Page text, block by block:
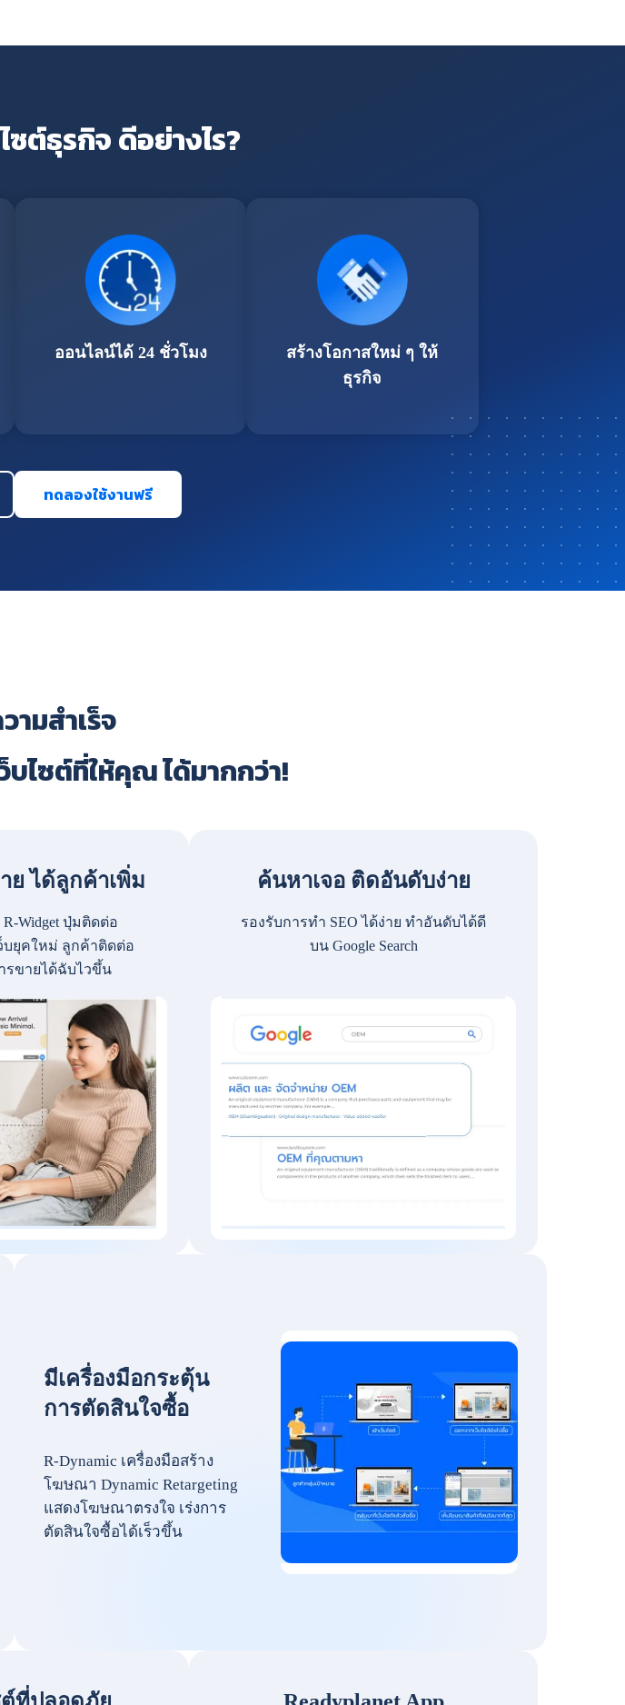
ซต์ธุรกิจ ดีอย่างไร?
ออนไลน์ได้ 24 ชั่วโมง
สร้างโอกาสใหม่ ๆ ให้
ธุรกิจ
ทดลองใช้งานฟรี
ามสำเร็จ
ไซต์ที่ให้คุณ ได้มากกว่า!
ย ได้ลูกค้าเพิ่ม
Widget ปุ่มติดต่อ
บยุคใหม่ ลูกค้าติดต่อ
รขายได้ฉับไวขึ้น
ค้นหาเจอ ติดอันดับง่าย
รองรับการทำ SEO ได้ง่าย ทำอันดับได้ดี
บน Google Search
มีเครื่องมือกระตุ้น
การตัดสินใจซื้อ
R-Dynamic เครื่องมือสร้าง
โฆษณา Dynamic Retargeting
แสดงโฆษณาตรงใจ เร่งการ
ตัดสินใจซื้อได้เร็วขึ้น